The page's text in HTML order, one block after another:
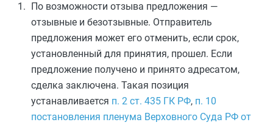
По возможности отзыва предложения —
отзывные и безотзывные. Отправитель
предложения может его отменить, если срок,
установленный для принятия, прошел. Если
предложение получено и принято адресатом,
сделка заключена. Такая позиция
устанавливается п. 2 ст. 435 ГК РФ, п. 10
постановления пленума Верховного Суда РФ от